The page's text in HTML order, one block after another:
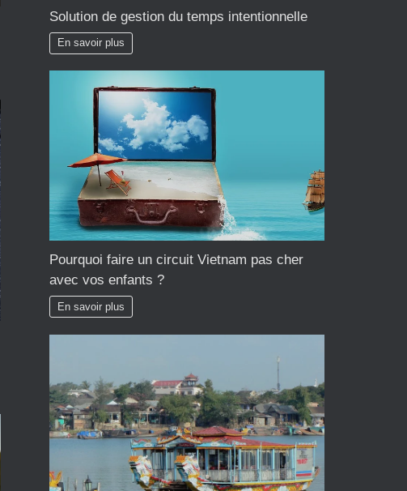
Solution de gestion du temps intentionnelle
En savoir plus
Pourquoi faire un circuit Vietnam pas cher
avec vos enfants ?
En savoir plus